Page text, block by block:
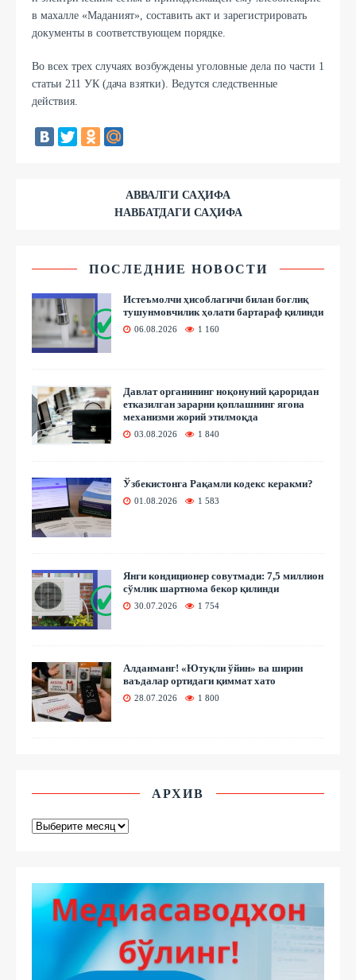
в махалле «Маданият», составить акт и зарегистрировать
документы в соответствующем порядке.
Во всех трех случаях возбуждены уголовные дела по части 1
статьи 211 УК (дача взятки). Ведутся следственные
действия.
АВВАЛГИ САҲИФА
НАВБАТДАГИ САҲИФА
ПОСЛЕДНИЕ НОВОСТИ
Истеъмолчи ҳисоблагичи билан боғлиқ
тушунмовчилик ҳолати бартараф қилинди
06.08.2026 1 160
Давлат органининг ноқонуний қароридан
етказилган зарарни қоплашнинг ягона
механизми жорий этилмоқда
03.08.2026 1 840
Ўзбекистонга Рақамли кодекс керакми?
01.08.2026 1 583
Янги кондиционер совутмади: 7,5 миллион
сўмлик шартнома бекор қилинди
30.07.2026 1 754
Алданманг! «Ютуқли ўйин» ва ширин
ваъдалар ортидаги қиммат хато
28.07.2026 1 800
АРХИВ